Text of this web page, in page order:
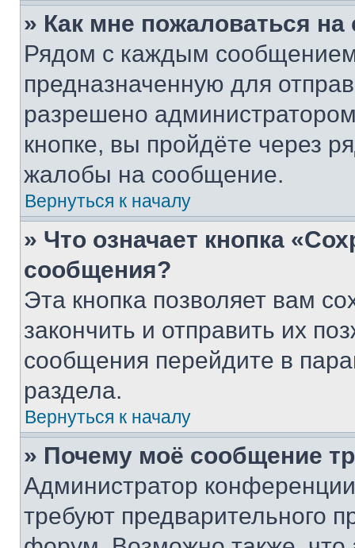
» Как мне пожаловаться
Рядом с каждым сообщением
предназначенную для
разрешено
кнопке, вы пройдёте через
жалобы на сообщение.
Вернуться к началу
» Что означает кнопка
сообщения?
Эта кнопка позволяет вам
закончить и отправить их
сообщения перейдите в
раздела.
Вернуться к началу
» Почему моё сообщение
Администратор
требуют предварительного